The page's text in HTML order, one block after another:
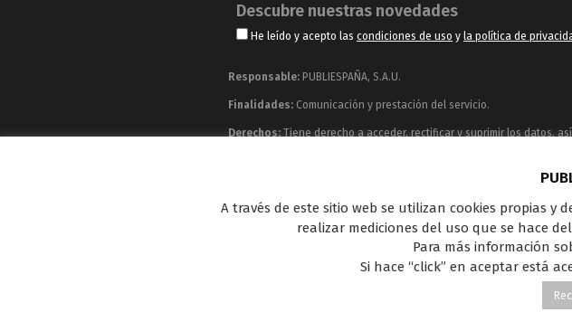
Descubre nuestras novedades
He leído y acepto las condiciones de uso y la política de
Responsable: PUBLIESPAÑA, S.A.U.
Finalidades: Comunicación y prestación del servicio.
Derechos: Tiene derecho a acceder, rectificar y suprimir los datos,
Publiespaña es empresa de Mediaset España concesionaria del espacio
Energy y Be Mad, así como de una amplia oferta en el panorama de
A través de este sitio web se utilizan cookies propias y
realizar mediciones del uso que se hace
Para más información
Si hace “click” en aceptar está